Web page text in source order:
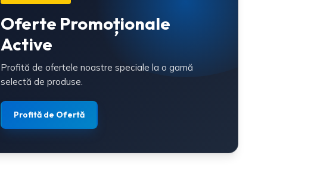
Oferte Promoționale
Active
Profită de ofertele noastre speciale la o gamă
selectă de produse.
Profită de Ofertă